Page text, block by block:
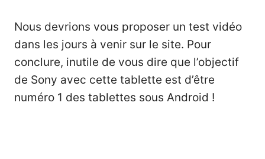
Nous devrions vous proposer un test vidéo
dans les jours à venir sur le site. Pour
conclure, inutile de vous dire que l’objectif
de Sony avec cette tablette est d’être
numéro 1 des tablettes sous Android !